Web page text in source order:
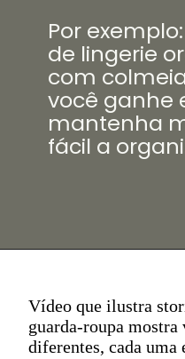
Por
de lingerie
com
você ganhe
mantenha
fácil a
Vídeo que ilustra
guarda-roupa mostra
diferentes, cada uma